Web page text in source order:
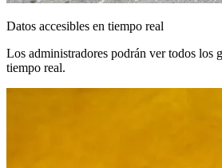
Datos accesibles en tiempo real
Los administradores podrán ver todos los
tiempo real.